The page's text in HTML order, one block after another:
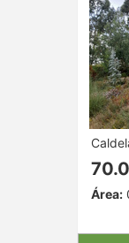
Área: